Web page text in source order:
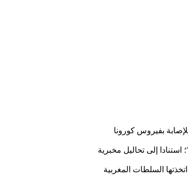
الصحة، السيد محمد اليوبي، اليوم الثلاثاء، عن تسجيل 27 حالة جديدة للإصابة بفيروس كورونا
آخر الأرقام، الصادرة عن الوزارة نفسها مساء أمس الاثنين، تشير إلى وجود 143 حالة إصابة مؤكدة بفيروس “كوفيد 19″؛ استنادا إلى تحاليل مخبرية
السلطات المغربية